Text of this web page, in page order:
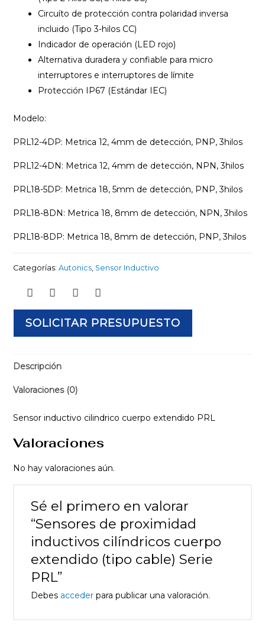
Circuíto de protección contra polaridad inversa
incluido (Tipo 3-hilos CC)
Indicador de operación (LED rojo)
Alternativa duradera y confiable para micro
interruptores e interruptores de límite
Protección IP67 (Estándar IEC)
Modelo:
PRL12-4DP: Metrica 12, 4mm de detección, PNP, 3hilos
PRL12-4DN: Metrica 12, 4mm de detección, NPN, 3hilos
PRL18-5DP: Metrica 18, 5mm de detección, PNP, 3hilos
PRL18-8DN: Metrica 18, 8mm de detección, NPN, 3hilos
PRL18-8DP: Metrica 18, 8mm de detección, PNP, 3hilos
Categorías: Autonics, Sensor Inductivo
SOLICITAR PRESUPUESTO
Descripción
Valoraciones (0)
Sensor inductivo cilindrico cuerpo extendido PRL
Valoraciones
No hay valoraciones aún.
Sé el primero en valorar
“Sensores de proximidad
inductivos cilíndricos cuerpo
extendido (tipo cable) Serie
PRL”
Debes accederpara publicar una valoración.